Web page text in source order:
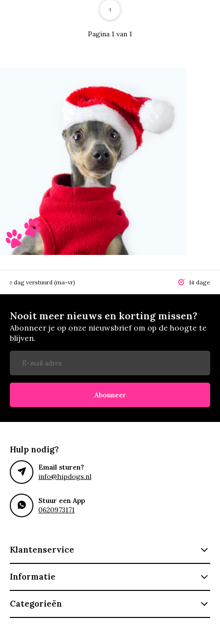
Pagina 1 van 1
1
dag verstuurd (ma-vr) 14 dagen
Nooit meer nieuws en korting missen?
Abonneer je op onze nieuwsbrief om op de hoogte te
blijven.
Abonneer
Hulp nodig?
Email sturen?
info@hipdogs.nl
Stuur een App
0620973171
Klantenservice
Informatie
Categorieën